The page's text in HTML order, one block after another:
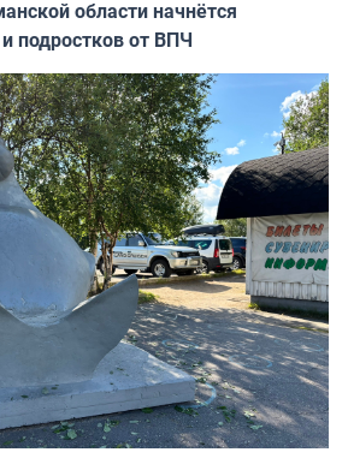
области начнётся
подростков от ВПЧ